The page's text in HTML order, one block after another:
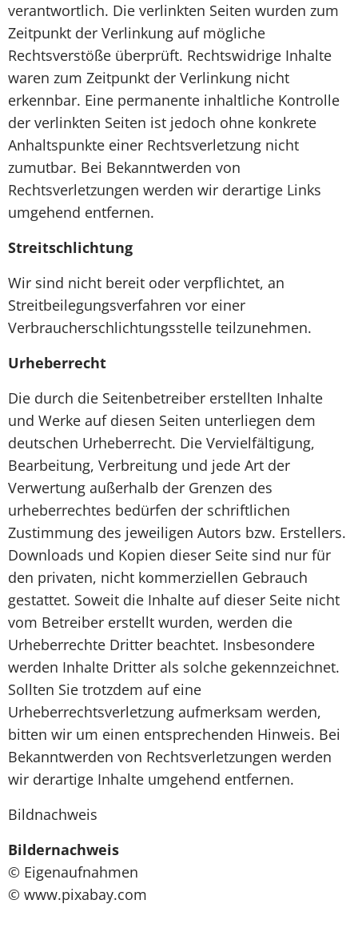
verantwortlich. Die verlinkten Seiten wurden zum
Zeitpunkt der Verlinkung auf mögliche
Rechtsverstöße überprüft. Rechtswidrige Inhalte
waren zum Zeitpunkt der Verlinkung nicht
erkennbar. Eine permanente inhaltliche Kontrolle
der verlinkten Seiten ist jedoch ohne konkrete
Anhaltspunkte einer Rechtsverletzung nicht
zumutbar. Bei Bekanntwerden von
Rechtsverletzungen werden wir derartige Links
umgehend entfernen.
Streitschlichtung
Wir sind nicht bereit oder verpflichtet, an
Streitbeilegungsverfahren vor einer
Verbraucherschlichtungsstelle teilzunehmen.
Urheberrecht
Die durch die Seitenbetreiber erstellten Inhalte
und Werke auf diesen Seiten unterliegen dem
deutschen Urheberrecht. Die Vervielfältigung,
Bearbeitung, Verbreitung und jede Art der
Verwertung außerhalb der Grenzen des
urheberrechtes bedürfen der schriftlichen
Zustimmung des jeweiligen Autors bzw. Erstellers.
Downloads und Kopien dieser Seite sind nur für
den privaten, nicht kommerziellen Gebrauch
gestattet. Soweit die Inhalte auf dieser Seite nicht
vom Betreiber erstellt wurden, werden die
Urheberrechte Dritter beachtet. Insbesondere
werden Inhalte Dritter als solche gekennzeichnet.
Sollten Sie trotzdem auf eine
Urheberrechtsverletzung aufmerksam werden,
bitten wir um einen entsprechenden Hinweis. Bei
Bekanntwerden von Rechtsverletzungen werden
wir derartige Inhalte umgehend entfernen.
Bildnachweis
Bildernachweis
© Eigenaufnahmen
© www.pixabay.com